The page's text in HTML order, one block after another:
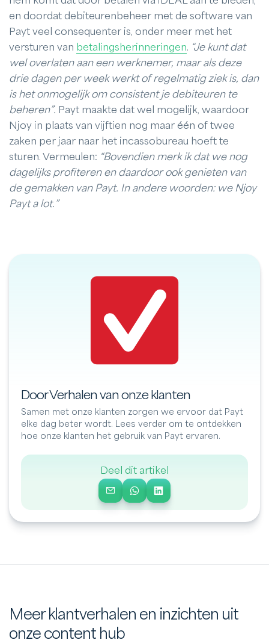
en doordat debiteurenbeheer met de software van
Payt veel consequenter is, onder meer met het
versturen van betalingsherinneringen. “Je kunt dat
wel overlaten aan een werknemer, maar als deze
drie dagen per week werkt of regelmatig ziek is, dan
is het onmogelijk om consistent je debiteuren te
beheren”. Payt maakte dat wel mogelijk, waardoor
Njoy in plaats van vijftien nog maar één of twee
zaken per jaar naar het incassobureau hoeft te
sturen. Vermeulen: “Bovendien merk ik dat we nog
dagelijks profiteren en daardoor ook genieten van
de gemakken van Payt. In andere woorden: we Njoy
Payt a lot.”
Door Verhalen van onze klanten
Samen met onze klanten zorgen we ervoor dat Payt
elke dag beter wordt. Lees verder om te ontdekken
hoe onze klanten het gebruik van Payt ervaren.
Deel dit artikel
Meer klantverhalen en inzichten uit
onze content hub